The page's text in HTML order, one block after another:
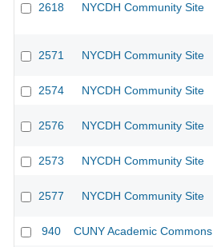
2618 NYCDH Community Site
2571 NYCDH Community Site
2574 NYCDH Community Site
2576 NYCDH Community Site
2573 NYCDH Community Site
2577 NYCDH Community Site
940 CUNY Academic Commons